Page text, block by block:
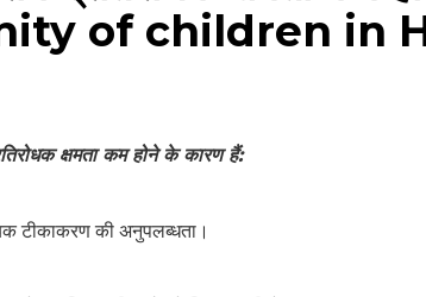
of children in
क्षमता कम होने के कारण हैं:
टीकाकरण की अनुपलब्धता।